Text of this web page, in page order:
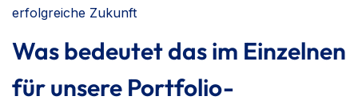
erfolgreiche Zukunft
Was bedeutet das im Einzelnen
für unsere Portfolio-